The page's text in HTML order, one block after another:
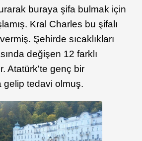
buraya şifa bulmak için
Kral Charles bu şifalı
Şehirde sıcaklıkları
değişen 12 farklı
Atatürk'te genç bir
tedavi olmuş.